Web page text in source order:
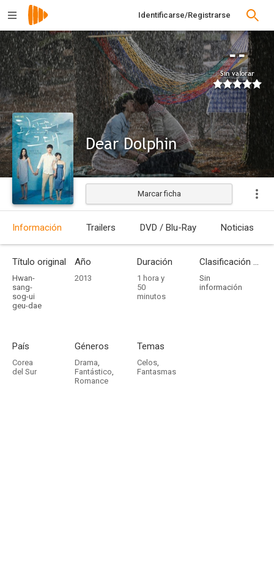
Identificarse/Registrarse
--
Sin valorar
Dear Dolphin
Estrenada
Marcar ficha
Información Trailers DVD / Blu-Ray Noticias
Título original
Hwan-
sang-
sog-ui
geu-dae
Año
2013
Duración
1 hora y
50
minutos
Clasificación por edades
Sin
información
País
Corea
del Sur
Géneros
Drama,
Fantástico,
Romance
Temas
Celos,
Fantasmas